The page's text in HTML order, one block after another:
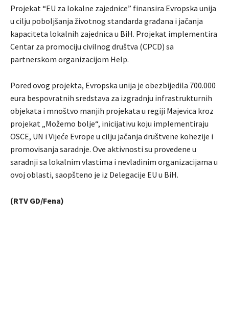
Projekat “EU za lokalne zajednice” finansira Evropska unija
u cilju poboljšanja životnog standarda građana i jačanja
kapaciteta lokalnih zajednica u BiH. Projekat implementira
Centar za promociju civilnog društva (CPCD) sa
partnerskom organizacijom Help.
Pored ovog projekta, Evropska unija je obezbijedila 700.000
eura bespovratnih sredstava za izgradnju infrastrukturnih
objekata i mnoštvo manjih projekata u regiji Majevica kroz
projekat „Možemo bolje“, inicijativu koju implementiraju
OSCE, UN i Vijeće Evrope u cilju jačanja društvene kohezije i
promovisanja saradnje. Ove aktivnosti su provedene u
saradnji sa lokalnim vlastima i nevladinim organizacijama u
ovoj oblasti, saopšteno je iz Delegacije EU u BiH.
(RTV GD/Fena)